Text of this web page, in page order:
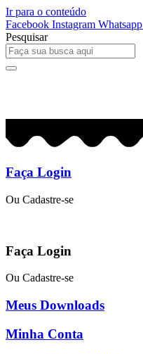
Ir para o conteúdo
Facebook Instagram Whatsapp
Pesquisar
Faça Login
Ou Cadastre-se
Faça Login
Ou Cadastre-se
Meus Downloads
Minha Conta